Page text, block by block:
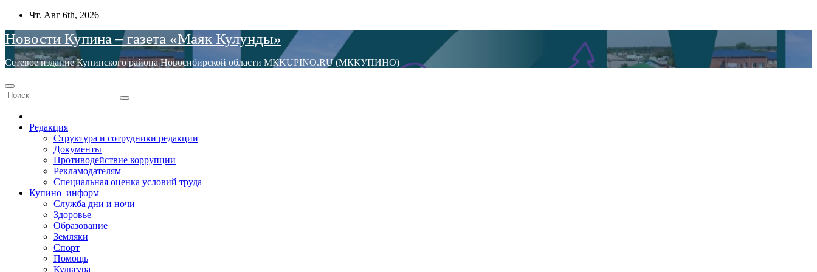
Перейти
содержимому
Чт. Авг 6th, 2026
Новости Купина – газета «Маяк Кулунды»
Сетевое издание Купинского района Новосибирской области МКKUPINO.RU (МККУПИНО)
Редакция
Структура и сотрудники редакции
Документы
Противодействие коррупции
Рекламодателям
Специальная оценка условий труда
Купино–информ
Служба дни и ночи
Здоровье
Образование
Земляки
Спорт
Помощь
Культура